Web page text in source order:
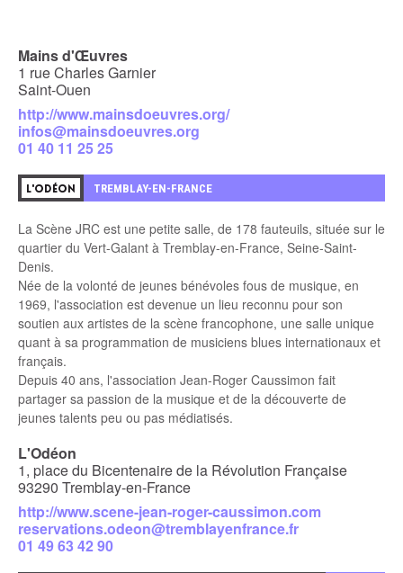
Mains d'Œuvres
1 rue Charles Garnier
Saint-Ouen
http://www.mainsdoeuvres.org/
infos@mainsdoeuvres.org
01 40 11 25 25
L'ODÉON TREMBLAY-EN-FRANCE
La Scène JRC est une petite salle, de 178 fauteuils, située sur le
quartier du Vert-Galant à Tremblay-en-France, Seine-Saint-
Denis.
Née de la volonté de jeunes bénévoles fous de musique, en
1969, l'association est devenue un lieu reconnu pour son
soutien aux artistes de la scène francophone, une salle unique
quant à sa programmation de musiciens blues internationaux et
français.
Depuis 40 ans, l'association Jean-Roger Caussimon fait
partager sa passion de la musique et de la découverte de
jeunes talents peu ou pas médiatisés.
L'Odéon
1, place du Bicentenaire de la Révolution Française
93290 Tremblay-en-France
http://www.scene-jean-roger-caussimon.com
reservations.odeon@tremblayenfrance.fr
01 49 63 42 90